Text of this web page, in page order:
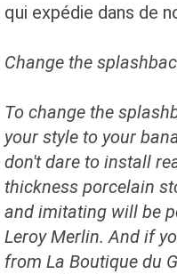
qui expédie dans de
Change the
To change the
your style to your
don't dare to install
thickness porcelain
and imitating will be
Leroy Merlin. And if
from La Boutique du